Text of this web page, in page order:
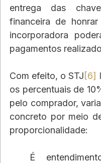
entrega das
financeira de
incorporadora
pagamentos
Com efeito, o STJ [6]
os percentuais de
pelo comprador,
concreto por meio
proporcionalidade:
É